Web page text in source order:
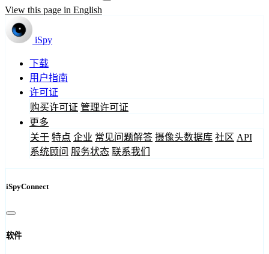
View this page in English
iSpy
下载
用户指南
许可证
购买许可证 管理许可证
更多
关于 特点 企业 常见问题解答 摄像头数据库 社区 API
系统顾问 服务状态 联系我们
iSpyConnect
软件